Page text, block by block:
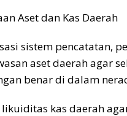
Aset dan Kas Daerah
sistem pencatatan,
aset daerah agar
benar di dalam
likuiditas kas daerah